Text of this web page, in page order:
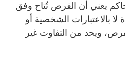
حاكم يعني أن الفرص تُتاح وفق
بالاعتبارات الشخصية أو
ويحد من التفاوت غير